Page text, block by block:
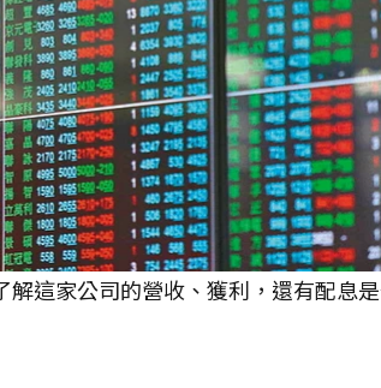
這家公司的營收、獲利，還有配息